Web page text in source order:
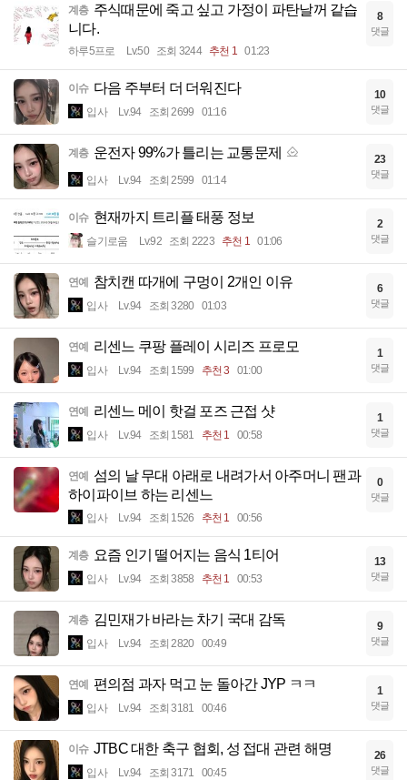
계층 주식때문에 죽고 싶고 가정이 파탄날꺼 같습
니다.
하루5프로 Lv.50 조회 3244 추천 1 01:23
8
댓글
이슈 다음 주부터 더 더워진다
입사 Lv.94 조회 2699 01:16
10
댓글
계층 운전자 99%가 틀리는 교통문제
입사 Lv.94 조회 2599 01:14
23
댓글
이슈 현재까지 트리플 태풍 정보
슬기로움 Lv.92 조회 2223 추천 1 01:06
2
댓글
연예 참치캔 따개에 구멍이 2개인 이유
입사 Lv.94 조회 3280 01:03
6
댓글
연예 리센느 쿠팡 플레이 시리즈 프로모
입사 Lv.94 조회 1599 추천 3 01:00
1
댓글
연예 리센느 메이 핫걸 포즈 근접 샷
입사 Lv.94 조회 1581 추천 1 00:58
1
댓글
연예 섬의 날 무대 아래로 내려가서 아주머니 팬과
하이파이브 하는 리센느
입사 Lv.94 조회 1526 추천 1 00:56
0
댓글
계층 요즘 인기 떨어지는 음식 1티어
입사 Lv.94 조회 3858 추천 1 00:53
13
댓글
계층 김민재가 바라는 차기 국대 감독
입사 Lv.94 조회 2820 00:49
9
댓글
연예 편의점 과자 먹고 눈 돌아간 JYP ㅋㅋ
입사 Lv.94 조회 3181 00:46
1
댓글
이슈 JTBC 대한 축구 협회, 성 접대 관련 해명
입사 Lv.94 조회 3171 00:45
26
댓글